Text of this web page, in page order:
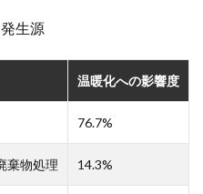
生源
温暖化への影響度
76.7%
棄物処理 14.3%